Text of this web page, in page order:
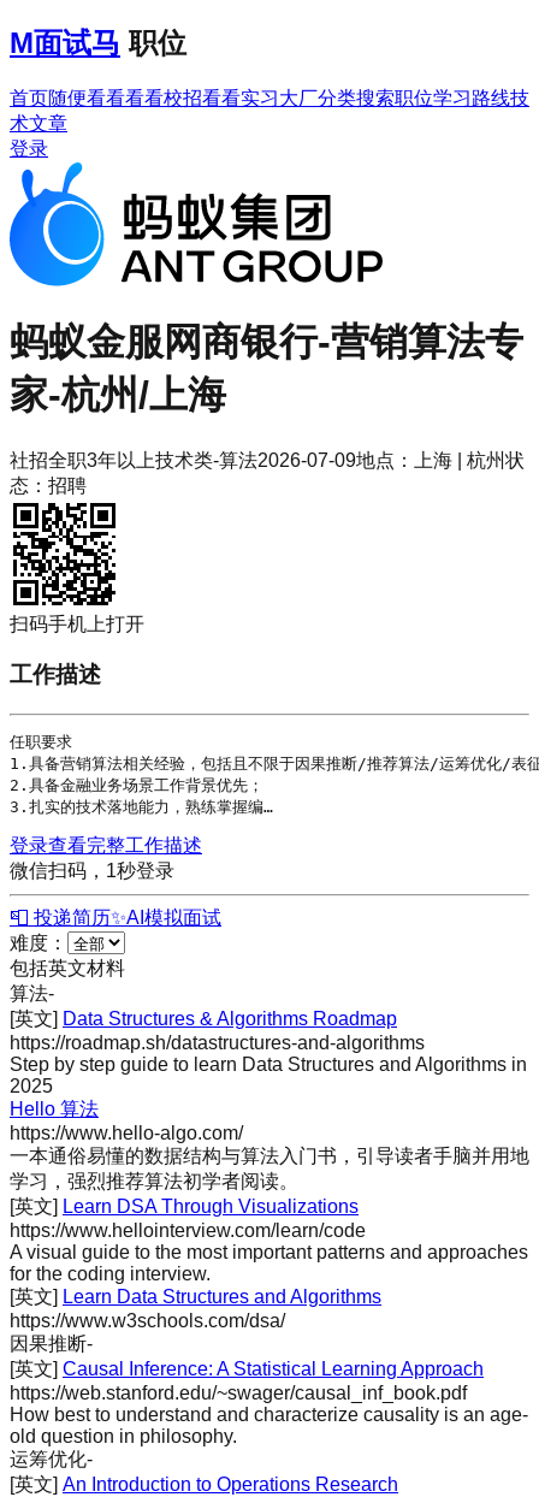
M面试马 职位
首页随便看看看看校招看看实习大厂分类搜索职位学习路线技
术文章
登录
蚂蚁金服网商银行-营销算法专
家-杭州/上海
社招全职3年以上技术类-算法2026-07-09地点： 上海 | 杭州状
态： 招聘
扫码手机上打开
工作描述
任职要求
1.具备营销算法相关经验，包括且不限于因果推断/推荐算法/运筹优化/表
2.具备金融业务场景工作背景优先；
3.扎实的技术落地能力，熟练掌握编…
登录查看完整工作描述
微信扫码，1秒登录
📮 投递简历✨AI模拟面试
难度：
包括英文材料
算法-
[英文] Data Structures & Algorithms Roadmap
https://roadmap.sh/datastructures-and-algorithms
Step by step guide to learn Data Structures and Algorithms in
2025
Hello 算法
https://www.hello-algo.com/
一本通俗易懂的数据结构与算法入门书，引导读者手脑并用地
学习，强烈推荐算法初学者阅读。
[英文] Learn DSA Through Visualizations
https://www.hellointerview.com/learn/code
A visual guide to the most important patterns and approaches
for the coding interview.
[英文] Learn Data Structures and Algorithms
https://www.w3schools.com/dsa/
因果推断-
[英文] Causal Inference: A Statistical Learning Approach
https://web.stanford.edu/~swager/causal_inf_book.pdf
How best to understand and characterize causality is an age-
old question in philosophy.
运筹优化-
[英文] An Introduction to Operations Research